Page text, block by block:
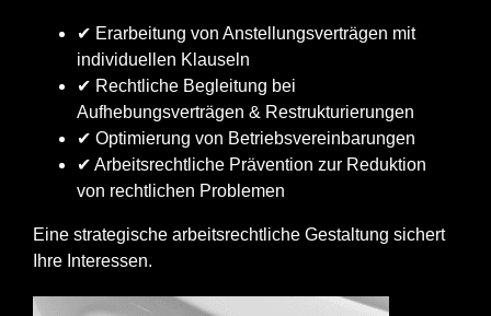
✔ Erarbeitung von Anstellungsverträgen mit
individuellen Klauseln
✔ Rechtliche Begleitung bei
Aufhebungsverträgen & Restrukturierungen
✔ Optimierung von Betriebsvereinbarungen
✔ Arbeitsrechtliche Prävention zur Reduktion
von rechtlichen Problemen
Eine strategische arbeitsrechtliche Gestaltung sichert
Ihre Interessen.